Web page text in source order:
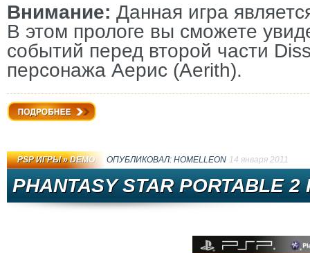
Внимание: Данная игра
В этом прологе вы сможете
событий перед второй части
персонажа Аерис (Aerith).
PSP ИГРЫ»DEMO ОПУБЛИКОВАЛ: HOMELLEON 14 января 2011
PHANTASY STAR PORTABLE